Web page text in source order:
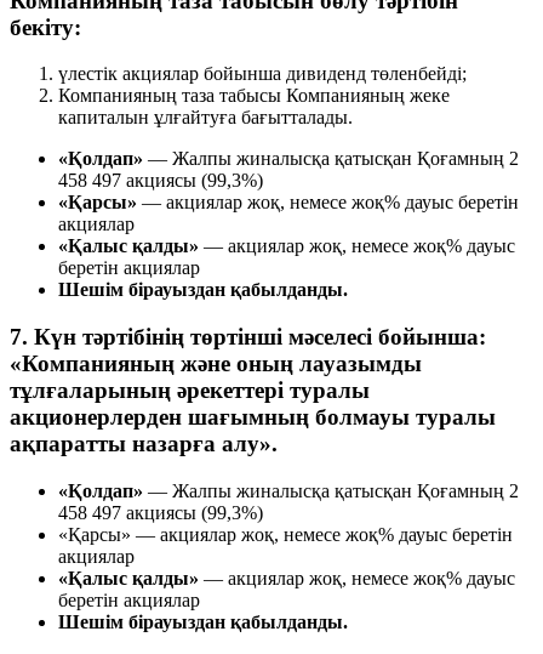
бекіту:
үлестік акциялар бойынша дивиденд төленбейді;
Компанияның таза табысы Компанияның жеке
капиталын ұлғайтуға бағытталады.
«Қолдап» — Жалпы жиналысқа қатысқан Қоғамның 2
458 497 акциясы (99,3%)
«Қарсы» — акциялар жоқ, немесе жоқ% дауыс беретін
акциялар
«Қалыс қалды» — акциялар жоқ, немесе жоқ% дауыс
беретін акциялар
Шешім бірауыздан қабылданды.
7. Күн тәртібінің төртінші мәселесі бойынша:
«Компанияның және оның лауазымды
тұлғаларының әрекеттері туралы
акционерлерден шағымның болмауы туралы
ақпаратты назарға алу».
«Қолдап» — Жалпы жиналысқа қатысқан Қоғамның 2
458 497 акциясы (99,3%)
«Қарсы» — акциялар жоқ, немесе жоқ% дауыс беретін
акциялар
«Қалыс қалды» — акциялар жоқ, немесе жоқ% дауыс
беретін акциялар
Шешім бірауыздан қабылданды.